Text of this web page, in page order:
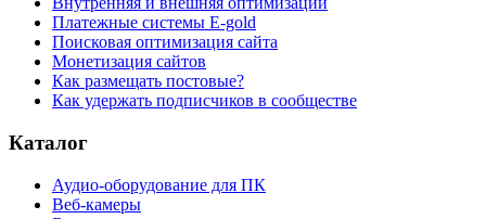
Платежные системы E-gold
Поисковая оптимизация сайта
Монетизация сайтов
Как размещать постовые?
Как удержать подписчиков в сообществе
Каталог
Аудио-оборудование для ПК
Веб-камеры